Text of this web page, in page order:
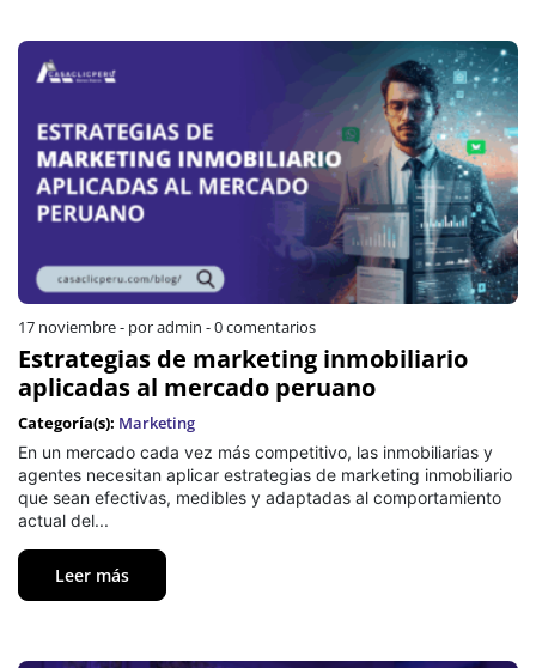
17 noviembre- por admin -0 comentarios
Estrategias de marketing inmobiliario
aplicadas al mercado peruano
Categoría(s): Marketing
En un mercado cada vez más competitivo, las inmobiliarias y
agentes necesitan aplicar estrategias de marketing inmobiliario
que sean efectivas, medibles y adaptadas al comportamiento
actual del...
Leer más